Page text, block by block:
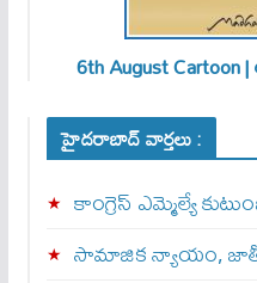
6th August Cartoon
హైదరాబాద్ వార్తలు :
కాంగ్రెస్ ఎమ్మెల్యే
సామాజిక న్యాయం,